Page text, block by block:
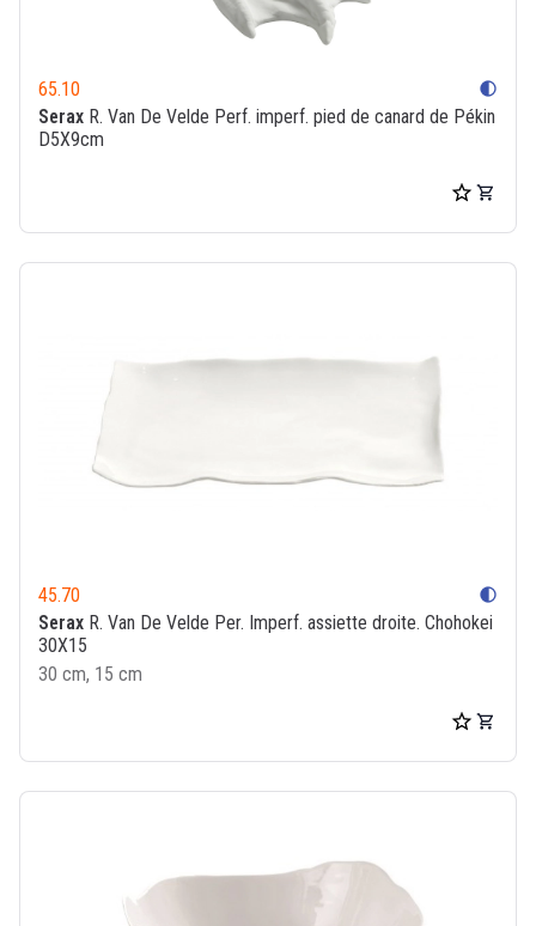
65.10 contrast
Serax R. Van De Velde Perf. imperf. pied de canard de Pékin
D5X9cm
45.70 contrast
Serax R. Van De Velde Per. Imperf. assiette droite. Chohokei
30X15
30 cm, 15 cm